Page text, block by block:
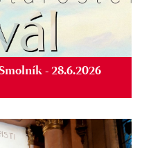
- 28.6.2026